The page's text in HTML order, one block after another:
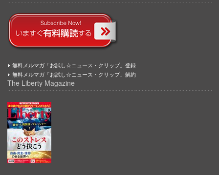
無料メルマガ「お試し☆ニュース・クリップ」登録
無料メルマガ「お試し☆ニュース・クリップ」解約
The Liberty Magazine